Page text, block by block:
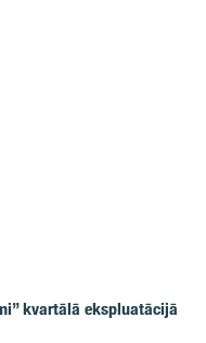
kvartālā ekspluatācijā